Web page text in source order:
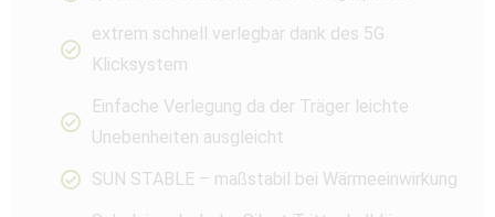
extrem schnell verlegbar dank des 5G
Klicksystem
Einfache Verlegung da der Träger leichte
Unebenheiten ausgleicht
SUN STABLE – maßstabil bei Wärmeeinwirkung